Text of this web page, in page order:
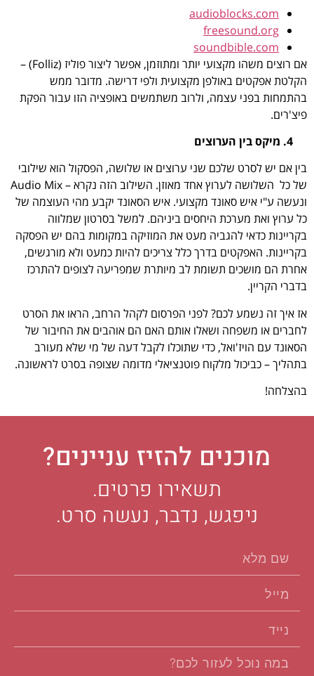
audioblocks.com
freesound.org
soundbible.com
אם רוצים משהו מקצועי יותר ומתוזמן, אפשר ליצור פוליז (Folliz) –
הקלטת אפקטים באולפן מקצועית ולפי דרישה. מדובר ממש
בהתמחות בפני עצמה, ולרוב משתמשים באופציה הזו עבור הפקת
פיצ'רים.
בין אם יש לסרט שלכם שני ערוצים או שלושה, הפסקול הוא שילובי
של כל השלושה לערוץ אחד מאוזן. השילוב הזה נקרא – Audio Mix
ונעשה ע"י איש סאונד מקצועי. איש הסאונד יקבע מהי העוצמה של
כל ערוץ ואת מערכת היחסים ביניהם. למשל בסרטון שמלווה
בקריינות כדאי להגביה מעט את המוזיקה במקומות בהם יש הפסקה
בקריינות. האפקטים בדרך כלל צריכים להיות כמעט ולא מורגשים,
אחרת הם מושכים תשומת לב מיותרת שמפריעה לצופים להתרכז
בדברי הקריין.
אז איך זה נשמע לכם? לפני הפרסום לקהל הרחב, הראו את הסרט
לחברים או משפחה ושאלו אותם האם הם אוהבים את החיבור של
הסאונד עם הויז'ואל, כדי שתוכלו לקבל דעה של מי שלא מעורב
בתהליך – כביכול מלקוח פוטנציאלי מדומה שצופה בסרט לראשונה.
בהצלחה!
מוכנים להזיז עניינים?
תשאירו פרטים.
ניפגש, נדבר, נעשה סרט.